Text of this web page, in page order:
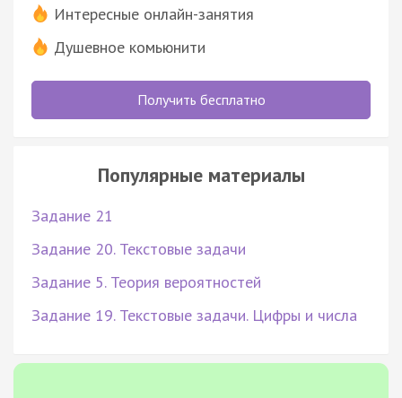
Интересные онлайн-занятия
Душевное комьюнити
Получить бесплатно
Популярные материалы
Задание 21
Задание 20. Текстовые задачи
Задание 5. Теория вероятностей
Задание 19. Текстовые задачи. Цифры и числа